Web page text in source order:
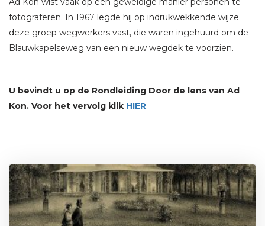
fotograferen. In 1967 legde hij op indrukwekkende wijze
deze groep wegwerkers vast, die waren ingehuurd om de
Blauwkapelseweg van een nieuw wegdek te voorzien.
U bevindt u op de Rondleiding Door de lens van Ad
Kon. Voor het vervolg klik HIER.